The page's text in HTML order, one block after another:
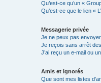
Qu’est-ce qu’un «
Qu’est-ce que le lien «
Messagerie privée
Je ne peux pas
Je reçois sans arrêt
J’ai reçu un e-mail ou
Amis et ignorés
Que sont mes listes